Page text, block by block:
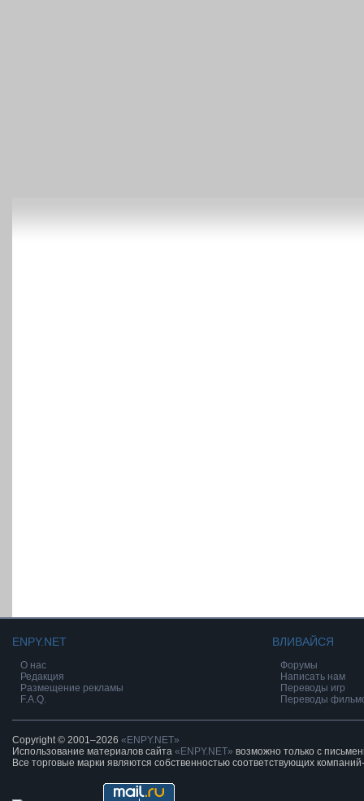
ENPY.NET
О нас
Редакция
Размещение рекламы
F.A.Q.
ВЛИВАЙСЯ
Форумы
Написать нам
Переводы игр
Переводы
Copyright © 2001–2026 «ENPY.NET»
Использование материалов сайта «ENPY.NET» возможно только с
Все торговые марки являются собственностью соответствующих